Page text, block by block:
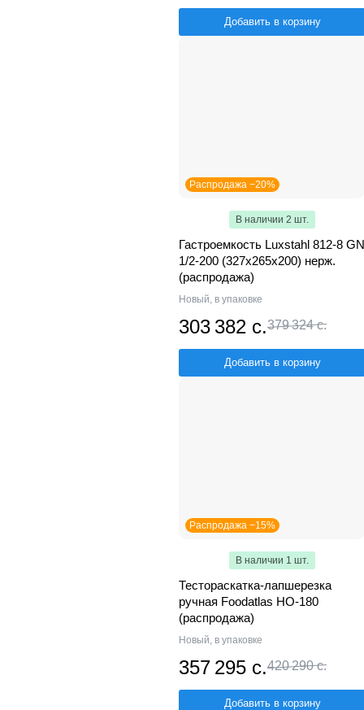
Добавить в корзину
Распродажа −20%
В наличии 2 шт.
Гастроемкость Luxstahl 812-8 GN
1/2-200 (327х265х200) нерж.
(распродажа)
Новый, в упаковке
303 382 с.379 324 с.
Добавить в корзину
Распродажа −15%
В наличии 1 шт.
Тестораскатка-лапшерезка
ручная Foodatlas HO-180
(распродажа)
Новый, в упаковке
357 295 с.420 290 с.
Добавить в корзину